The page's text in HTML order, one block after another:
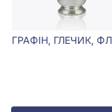
ГРАФІН, ГЛЕЧИК,